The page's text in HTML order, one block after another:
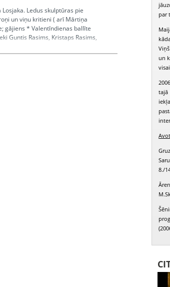
Ledus skulptūras pie
un viņu kritieni ( arī Mārtiņa
gājiens * Valentīndienas ballīte
Guntis Rasims, Kristaps Rasims,
eels" dalībnieki, Aigars Runčis *
materiāli
Guntis, Rasims Kristaps, Orinskis
Runčis Aigars
par
un
tajā
8./